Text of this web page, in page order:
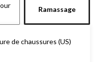
Ramassage
de chaussures (US)